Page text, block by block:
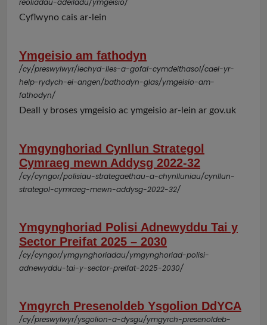
reoliadau-adeiladu/ymgeisio/
Cyflwyno cais ar-lein
Ymgeisio am fathodyn
/cy/preswylwyr/iechyd-lles-a-gofal-cymdeithasol/cael-yr-
help-rydych-ei-angen/bathodyn-glas/ymgeisio-am-
fathodyn/
Deall y broses ymgeisio ac ymgeisio ar-lein ar gov.uk
Ymgynghoriad Cynllun Strategol
Cymraeg mewn Addysg 2022-32
/cy/cyngor/polisiau-strategaethau-a-chynlluniau/cynllun-
strategol-cymraeg-mewn-addysg-2022-32/
Ymgynghoriad Polisi Adnewyddu Tai y
Sector Preifat 2025 – 2030
/cy/cyngor/ymgynghoriadau/ymgynghoriad-polisi-
adnewyddu-tai-y-sector-preifat-2025-2030/
Ymgyrch Presenoldeb Ysgolion DdYCA
/cy/preswylwyr/ysgolion-a-dysgu/ymgyrch-presenoldeb-